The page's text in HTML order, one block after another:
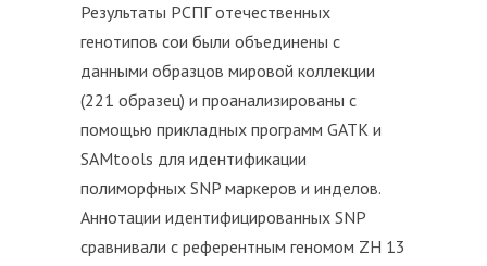
Результаты РСПГ отечественных
генотипов сои были объединены с
данными образцов мировой коллекции
(221 образец) и проанализированы с
помощью прикладных программ GATK и
SAMtools для идентификации
полиморфных SNP маркеров и инделов.
Аннотации идентифицированных SNP
сравнивали с референтным геномом ZH 13